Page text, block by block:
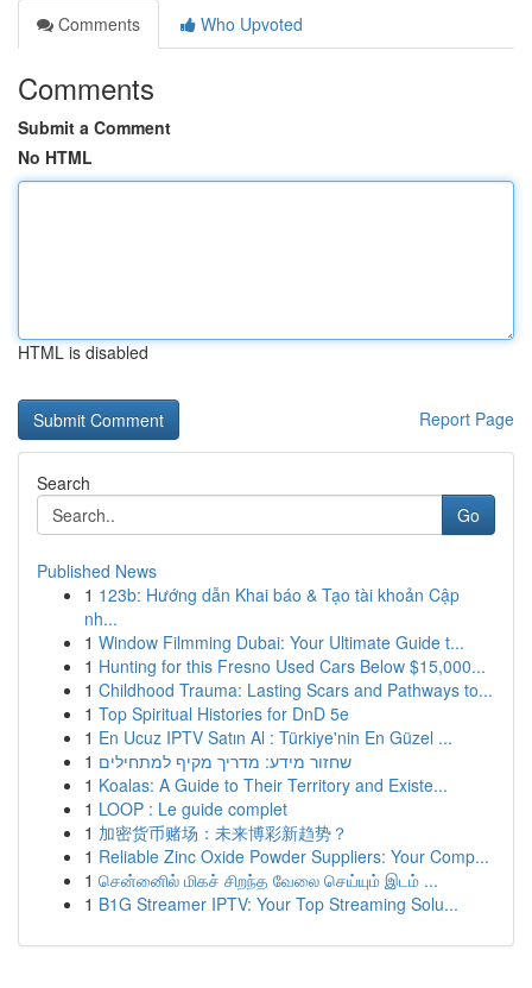
Comments
Who Upvoted
Comments
Submit a Comment
No HTML
HTML is disabled
Report Page
Search
Go
Published News
1 123b: Hướng dẫn Khai báo & Tạo tài khoản Cập
nh...
1 Window Filmming Dubai: Your Ultimate Guide t...
1 Hunting for this Fresno Used Cars Below $15,000...
1 Childhood Trauma: Lasting Scars and Pathways to...
1 Top Spiritual Histories for DnD 5e
1 En Ucuz IPTV Satın Al : Türkiye'nin En Güzel ...
1 שחזור מידע: מדריך מקיף למתחילים
1 Koalas: A Guide to Their Territory and Existe...
1 LOOP : Le guide complet
1 加密货币赌场：未来博彩新趋势？
1 Reliable Zinc Oxide Powder Suppliers: Your Comp...
1 சென்னைில் மிகச் சிறந்த வேலை செய்யும் இடம் ...
1 B1G Streamer IPTV: Your Top Streaming Solu...